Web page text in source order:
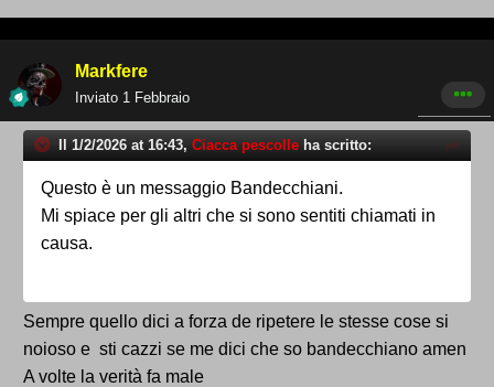
Markfere
Inviato 1 Febbraio
Il 1/2/2026 at 16:43, Ciacca pescolle ha scritto:
Questo è un messaggio Bandecchiani.
Mi spiace per gli altri che si sono sentiti chiamati in
causa.
Sempre quello dici a forza de ripetere le stesse cose si
noioso e sti cazzi se me dici che so bandecchiano amen
A volte la verità fa male